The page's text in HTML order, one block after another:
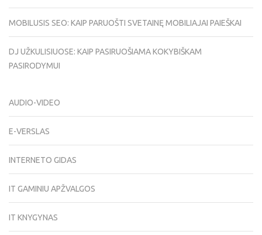
MOBILUSIS SEO: KAIP PARUOŠTI SVETAINĘ MOBILIAJAI PAIEŠKAI
DJ UŽKULISIUOSE: KAIP PASIRUOŠIAMA KOKYBIŠKAM
PASIRODYMUI
AUDIO-VIDEO
E-VERSLAS
INTERNETO GIDAS
IT GAMINIU APŽVALGOS
IT KNYGYNAS